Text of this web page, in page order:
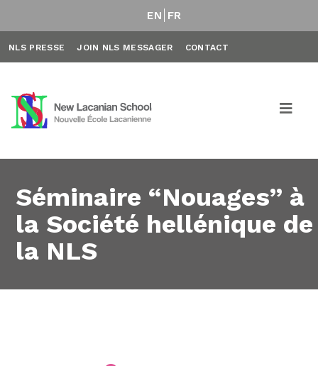
EN FR
NLS PRESSE JOIN NLS MESSAGER CONTACT
Séminaire “Nouages” à
la Société hellénique de
la NLS